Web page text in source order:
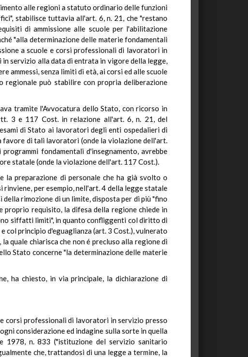
alle regioni a statuto ordinario delle funzioni
stabilisce tuttavia all'art. 6, n. 21, che "restano
di ammissione alle scuole per l'abilitazione
"alla determinazione delle materie fondamentali
a scuole e corsi professionali di lavoratori in
servizio alla data di entrata in vigore della legge,
ammessi, senza limiti di età, ai corsi ed alle scuole
regionale può stabilire con propria deliberazione
tramite l'Avvocatura dello Stato, con ricorso in
3 e 117 Cost. in relazione all'art. 6, n. 21, del
di Stato ai lavoratori degli enti ospedalieri di
di tali lavoratori (onde la violazione dell'art.
fondamentali d'insegnamento, avrebbe
statale (onde la violazione dell'art. 117 Cost.).
preparazione di personale che ha già svolto o
per esempio, nell'art. 4 della legge statale
rimozione di un limite, disposta per di più "fino
proprio requisito, la difesa della regione chiede in
siffatti limiti", in quanto confliggenti col diritto di
col principio d'eguaglianza (art. 3 Cost.), vulnerato
quale chiarisca che non é precluso alla regione di
Stato concerne "la determinazione delle materie
ha chiesto, in via principale, la dichiarazione di
corsi professionali di lavoratori in servizio presso
considerazione ed indagine sulla sorte in quella
1978, n. 833 ("istituzione del servizio sanitario
che, trattandosi di una legge a termine, la